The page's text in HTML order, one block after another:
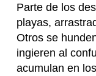
Parte de los
playas,
Otros se
ingieren al
acumulan en